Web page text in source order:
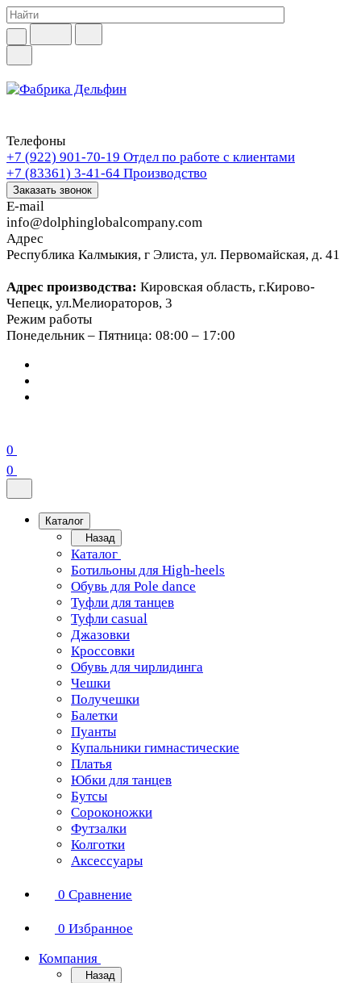
Телефоны
+7 (922) 901-70-19 Отдел по работе с клиентами
+7 (83361) 3-41-64 Производство
Заказать звонок
E-mail
info@dolphinglobalcompany.com
Адрес
Республика Калмыкия, г Элиста, ул. Первомайская, д. 41
Адрес производства: Кировская область, г.Кирово-
Чепецк, ул.Мелиораторов, 3
Режим работы
Понедельник – Пятница: 08:00 – 17:00
0
0
Каталог
Назад
Каталог
Ботильоны для High-heels
Обувь для Pole dance
Туфли для танцев
Туфли casual
Джазовки
Кроссовки
Обувь для чирлидинга
Чешки
Получешки
Балетки
Пуанты
Купальники гимнастические
Платья
Юбки для танцев
Бутсы
Сороконожки
Футзалки
Колготки
Аксессуары
0 Сравнение
0 Избранное
Компания
Назад